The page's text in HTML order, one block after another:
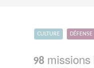
CULTURE
98 missions